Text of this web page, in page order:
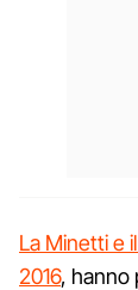
La Minetti e
2016, hanno